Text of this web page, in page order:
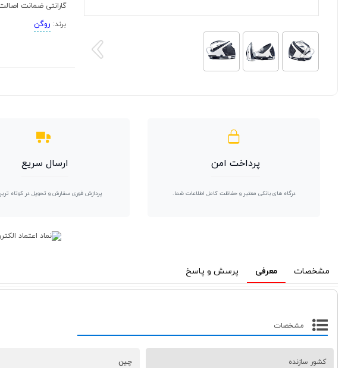
گارانتی ضمانت اصالت و
برند: روگن
پرداخت امن
درگاه های بانکی معتبر و حفاظت کامل اطلاعات شما.
ارسال سریع
پردازش فوری سفارش و تحویل در کوتاه
مشخصات معرفی پرسش و پاسخ
مشخصات
کشور سازنده چین